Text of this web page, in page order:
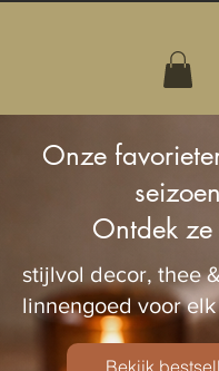
Onze
seizoen
Ontdek
stijlvol decor, thee
linnengoed voor